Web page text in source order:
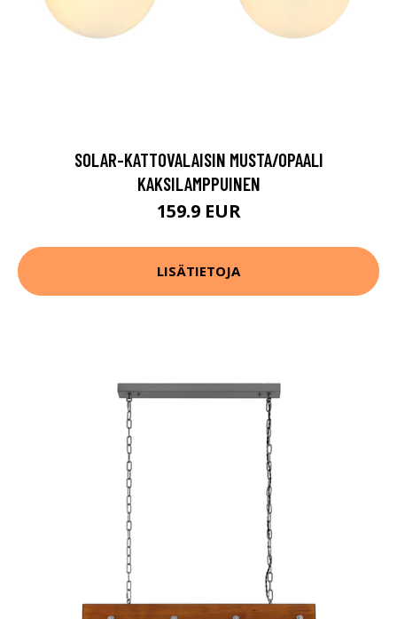
SOLAR-KATTOVALAISIN MUSTA/OPAALI
KAKSILAMPPUINEN
159.9 EUR
LISÄTIETOJA